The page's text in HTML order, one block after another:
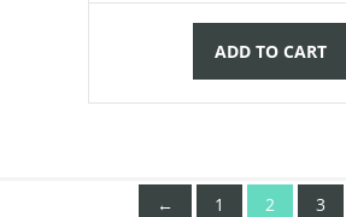
ADD TO CART
← 1 2 3